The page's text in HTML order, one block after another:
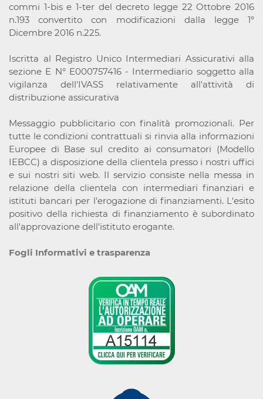
commi 1-bis e 1-ter del decreto legge 22 Ottobre 2016
n.193 convertito con modificazioni dalla legge 1°
Dicembre 2016 n.225.
Iscritta al Registro Unico Intermediari Assicurativi alla
sezione E N° E000757416 - Intermediario soggetto alla
vigilanza dell'IVASS relativamente all'attività di
distribuzione assicurativa
Messaggio pubblicitario con finalità promozionali. Per
tutte le condizioni contrattuali si rinvia alla informazioni
Europee di Base sul credito ai consumatori (Modello
IEBCC) a disposizione della clientela presso i nostri uffici
e sui nostri siti web. Il servizio consiste nella messa in
relazione della clientela con intermediari finanziari e
istituti bancari per l'erogazione di finanziamenti. L'esito
positivo della richiesta di finanziamento è subordinato
all'approvazione dell'istituto erogante.
Fogli Informativi e trasparenza